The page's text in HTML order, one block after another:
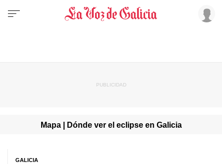
Mapa | Dónde ver el eclipse en Galicia
GALICIA